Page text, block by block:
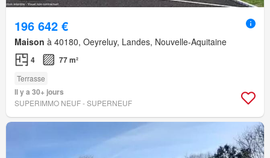
196 642 €
Maison à 40180, Oeyreluy, Landes, Nouvelle-Aquitaine
4 77 m²
Terrasse
Il y a 30+ jours
SUPERIMMO NEUF - SUPERNEUF